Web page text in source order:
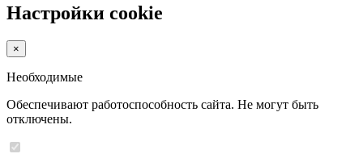
Настройки cookie
×
Необходимые
Обеспечивают работоспособность сайта. Не могут быть
отключены.